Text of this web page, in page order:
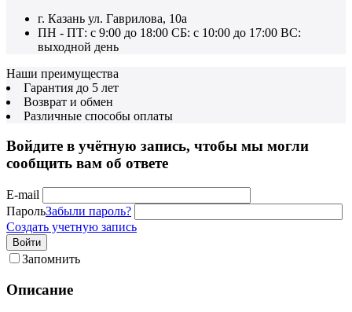
г. Казань ул. Гаврилова, 10а
ПН - ПТ: с 9:00 до 18:00 СБ: с 10:00 до 17:00 ВС:
выходной день
Наши преимущества
Гарантия до 5 лет
Возврат и обмен
Различные способы оплаты
Войдите в учётную запись, чтобы мы могли
сообщить вам об ответе
E-mail
ПарольЗабыли пароль?
Создать учетную запись
Войти
Запомнить
Описание